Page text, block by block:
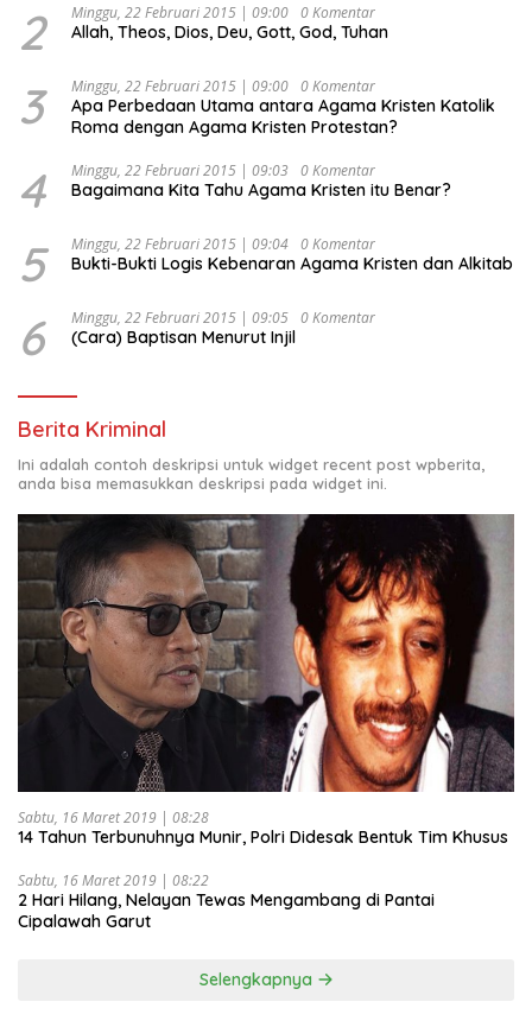
2 Minggu, 22 Februari 2015 | 09:00 0 Komentar
Allah, Theos, Dios, Deu, Gott, God, Tuhan
3 Minggu, 22 Februari 2015 | 09:00 0 Komentar
Apa Perbedaan Utama antara Agama Kristen Katolik
Roma dengan Agama Kristen Protestan?
4 Minggu, 22 Februari 2015 | 09:03 0 Komentar
Bagaimana Kita Tahu Agama Kristen itu Benar?
5 Minggu, 22 Februari 2015 | 09:04 0 Komentar
Bukti-Bukti Logis Kebenaran Agama Kristen dan Alkitab
6 Minggu, 22 Februari 2015 | 09:05 0 Komentar
(Cara) Baptisan Menurut Injil
Berita Kriminal
Ini adalah contoh deskripsi untuk widget recent post wpberita,
anda bisa memasukkan deskripsi pada widget ini.
Sabtu, 16 Maret 2019 | 08:28
14 Tahun Terbunuhnya Munir, Polri Didesak Bentuk Tim Khusus
Sabtu, 16 Maret 2019 | 08:22
2 Hari Hilang, Nelayan Tewas Mengambang di Pantai
Cipalawah Garut
Selengkapnya